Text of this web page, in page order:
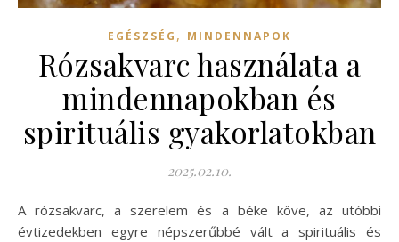
EGÉSZSÉG , MINDENNAPOK
Rózsakvarc használata a
mindennapokban és
spirituális gyakorlatokban
2025.02.10.
A rózsakvarc, a szerelem és a béke köve, az utóbbi
évtizedekben egyre népszerűbbé vált a spirituális és